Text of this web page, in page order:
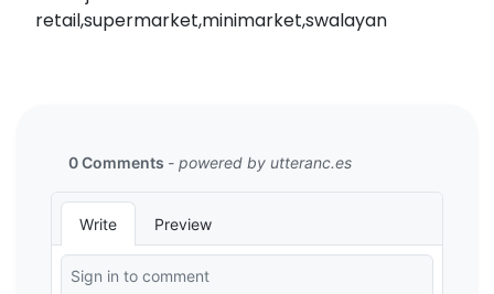
retail,supermarket,minimarket,swalayan